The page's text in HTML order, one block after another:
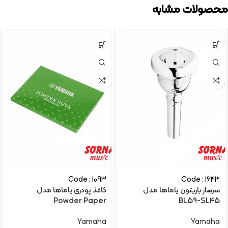
محصولات مشابه
Code : 1643
سرساز باریتون یاماها مدل
BL59-SL45
Yamaha
Code : 1093
کاغذ پودری یاماها مدل
Powder Paper
Yamaha